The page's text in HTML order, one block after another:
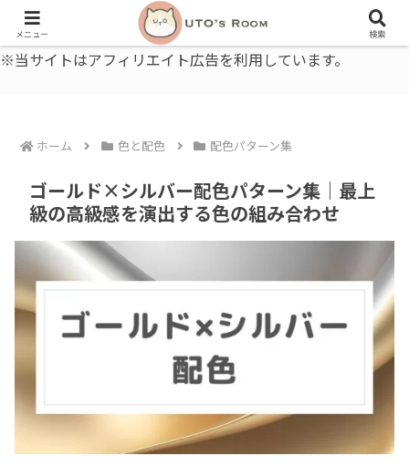
うとの部屋｜毎日に、ちょっと役立つ色と暮らし、健康のこと。
※当サイトはアフィリエイト広告を利用しています。
ホーム 色と配色 配色パターン集
ゴールド×シルバー配色パターン集｜最上
級の高級感を演出する色の組み合わせ
メニュー 検索